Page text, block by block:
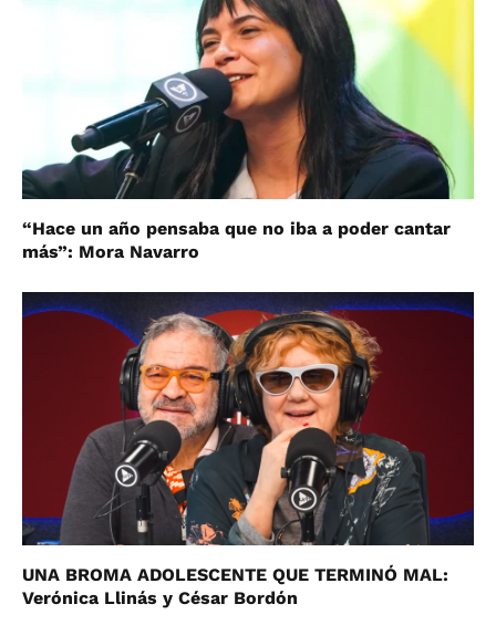
“Hace un año pensaba que no iba a poder cantar
más”: Mora Navarro
UNA BROMA ADOLESCENTE QUE TERMINÓ MAL:
Verónica Llinás y César Bordón